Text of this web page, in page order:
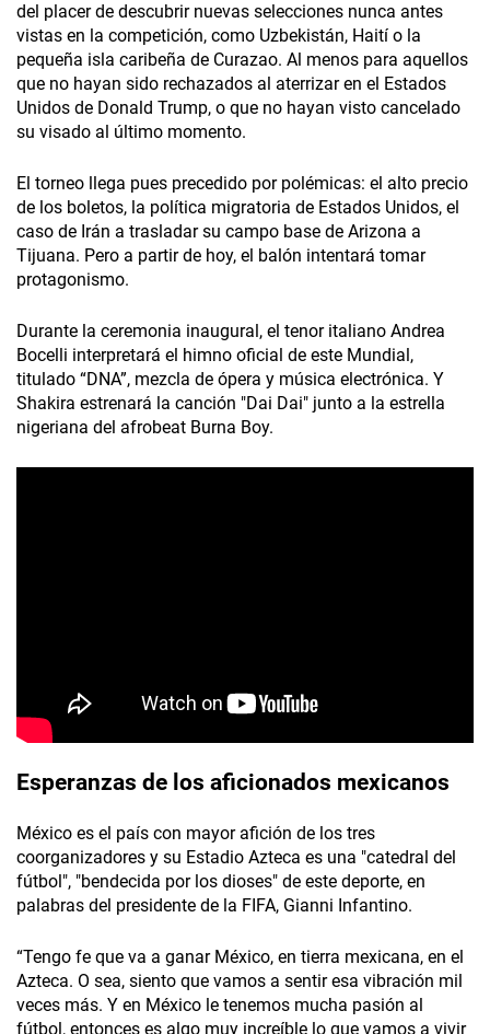
del placer de descubrir nuevas selecciones nunca antes
vistas en la competición, como Uzbekistán, Haití o la
pequeña isla caribeña de Curazao. Al menos para aquellos
que no hayan sido rechazados al aterrizar en el Estados
Unidos de Donald Trump, o que no hayan visto cancelado
su visado al último momento.
El torneo llega pues precedido por polémicas: el alto precio
de los boletos, la política migratoria de Estados Unidos, el
caso de Irán a trasladar su campo base de Arizona a
Tijuana. Pero a partir de hoy, el balón intentará tomar
protagonismo.
Durante la ceremonia inaugural, el tenor italiano Andrea
Bocelli interpretará el himno oficial de este Mundial,
titulado “DNA”, mezcla de ópera y música electrónica. Y
Shakira estrenará la canción "Dai Dai" junto a la estrella
nigeriana del afrobeat Burna Boy.
Esperanzas de los aficionados mexicanos
México es el país con mayor afición de los tres
coorganizadores y su Estadio Azteca es una "catedral del
fútbol", "bendecida por los dioses" de este deporte, en
palabras del presidente de la FIFA, Gianni Infantino.
“Tengo fe que va a ganar México, en tierra mexicana, en el
Azteca. O sea, siento que vamos a sentir esa vibración mil
veces más. Y en México le tenemos mucha pasión al
fútbol, entonces es algo muy increíble lo que vamos a vivir